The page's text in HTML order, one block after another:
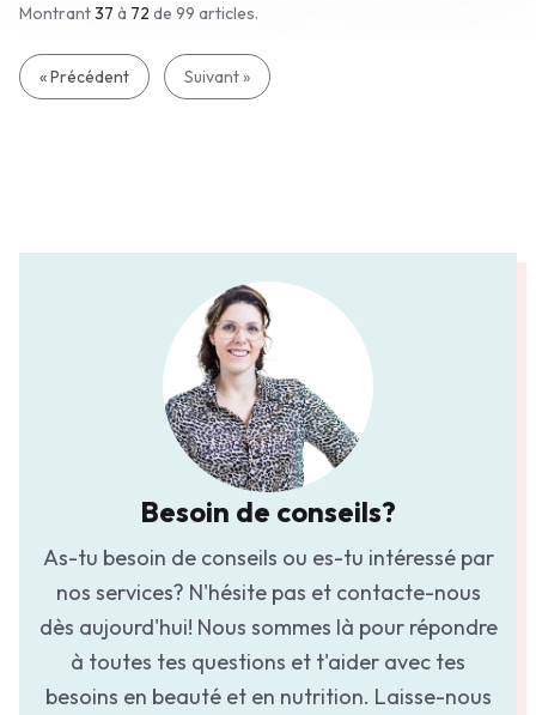
Montrant37 à 72 de 99 articles.
« Précédent Suivant »
Besoin de conseils?
As-tu besoin de conseils ou es-tu intéressé par
nos services? N'hésite pas et contacte-nous
dès aujourd'hui! Nous sommes là pour répondre
à toutes tes questions et t'aider avec tes
besoins en beauté et en nutrition. Laisse-nous